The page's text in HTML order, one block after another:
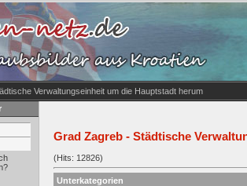
Verwaltungseinheit um die Hauptstadt herum
Grad Zagreb - Städtische
(Hits: 12826)
Unterkategorien